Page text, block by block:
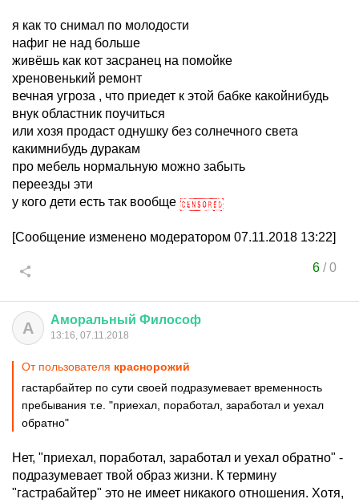
я как то снимал по молодости
нафиг не над больше
живёшь как кот засранец на помойке
хреновенький ремонт
вечная угроза , что приедет к этой бабке какойнибудь
внук областник поучиться
или хозя продаст однушку без солнечного света
какимнибудь дуракам
про мебель нормальную можно забыть
переезды эти
у кого дети есть так вообще
[Сообщение изменено модератором 07.11.2018 13:22]
6/0
А Аморальный Философ
13:16, 07.11.2018
От пользователя краснорожий
гастарбайтер по сути своей подразумевает временность
пребывания т.е. "приехал, поработал, заработал и уехал
обратно"
Нет, "приехал, поработал, заработал и уехал обратно" -
подразумевает твой образ жизни. К термину
"гастрабайтер" это не имеет никакого отношения. Хотя,